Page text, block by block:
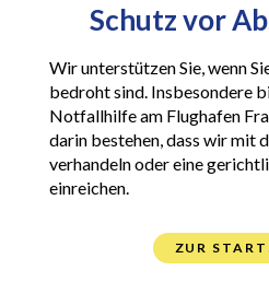
Schutz vor
Wir unterstützen Sie, wenn
bedroht sind. Insbesondere
Notfallhilfe am Flughafen
darin bestehen, dass wir mit
verhandeln oder eine
einreichen.
ZUR